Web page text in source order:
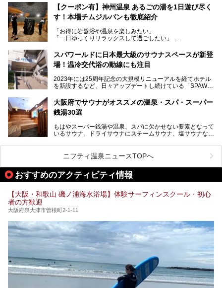
サウナー注目の3種のサウナや160cmの深水風呂、没入感の
高い岩盤浴エリア、日本最大の台数を誇る最新AIフィットネ
スマシンなど、見どころ満載の館内を詳しくご紹介します。
に“一日中くつろげる場所”としてパワーアップしています。
今回のリニューアルでは、新たに登場した瞑想サウナをはじ
見どころが盛りだくさん。日常の疲れを癒やしたい方はもち
ろん、休日にゆったり過ごしたい方にもぴったりの内容とな
本記事では、そんなリニューアル後の注目ポイントを詳しく
紹介します。これから「鶴見緑地湯元水春」に訪れる方や、
い。
【クーポン有】神州温泉 あるごの湯を1日遊び尽く
す！本場チムジルバンも徹底紹介
「お得に岩盤浴や温泉を楽しみたい」
「一日ゆっくりリラックスして過ごしたい」
利用できる「神州温泉 あるごの湯」です。
あるごの湯は、大阪府豊中市にある日帰り温浴施設で、阪急
チムジルバン（岩盤浴）を中心に、発汗・リラックス・漫画
タイムまで満喫できる長時間滞在型の施設なので、一日中ゆ
る迫力ある熱波パフォーマンスも毎日行われており、“とと
のう”体験をしっかり楽しめるのもポイントです。
ケやボウリングといった遊び場もあり、友人同士やカップル
で“遊び+癒し”の一日を過ごすのにもぴったり。
処にいたるまで魅力をたっぷり堪能してきたので、その全容
スパワールドに日本最大級のサウナスペースが新登
場！温冷交代浴の動線にも注目
2023年には25周年記念の大規模リニューアルを経てホテル
を新設するなど、日々アップデートし続けている「SPAWO
そんなスパワールドが2025年11月15日（土）に、新たな浴
室や日本最大級140人収容の大規模サウナを携えてリニュー
アルオープン！浴室である4F・6Fそれぞれにリニューアル
大規模リニューアルの全容を確認すべく、リニューアルプレ
オープンイベントに行ってきました！今回はそのリニューア
大阪府でサウナがオススメの温泉・スパ・スーパー
銭湯30選
もはやスーパー銭湯や温泉、スパに欠かせない要素となって
いるサウナ。ドライサウナにスチームサウナ、塩サウナな
ペース、ロウリュウなど、心ゆくまで楽しむためのサービス
が充実した施設も多くみられます。
今回はそんなサウナにこだわった、大阪府内のオススメ温
泉・銭湯・スパを30件紹介したいと思います！
ニフティ温泉ニュースTOPへ
おすすめのアクティビティ情報
【大阪・和歌山 磯ノ浦海水浴場】体験サーフィンスクール・初心
者の方歓迎
大阪府泉大津市曽根町2-1-11